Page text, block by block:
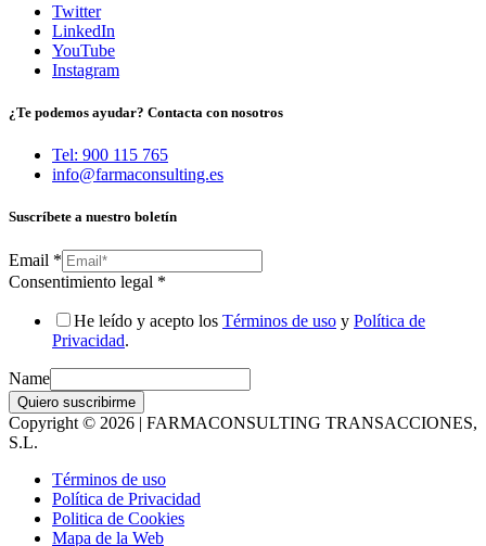
Twitter
LinkedIn
YouTube
Instagram
¿Te podemos ayudar? Contacta con nosotros
Tel: 900 115 765
info@farmaconsulting.es
Suscríbete a nuestro boletín
Email *
Consentimiento legal *
He leído y acepto los Términos de uso y Política de
Privacidad.
Name
Quiero suscribirme
Copyright © 2026 | FARMACONSULTING TRANSACCIONES,
S.L.
Términos de uso
Política de Privacidad
Politica de Cookies
Mapa de la Web